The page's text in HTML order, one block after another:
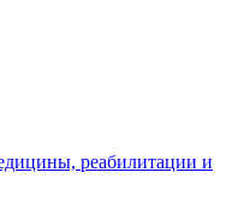
реабилитации и